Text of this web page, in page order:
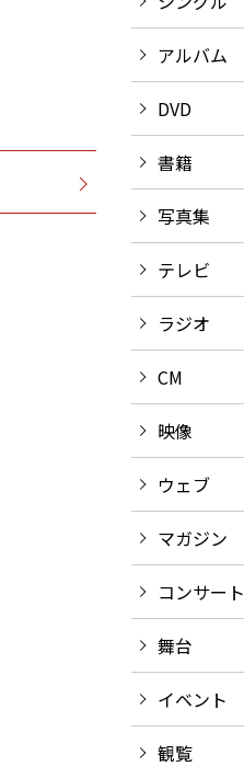
アルバム
DVD
書籍
写真集
テレビ
ラジオ
CM
映像
ウェブ
マガジン
コンサート
舞台
イベント
観覧